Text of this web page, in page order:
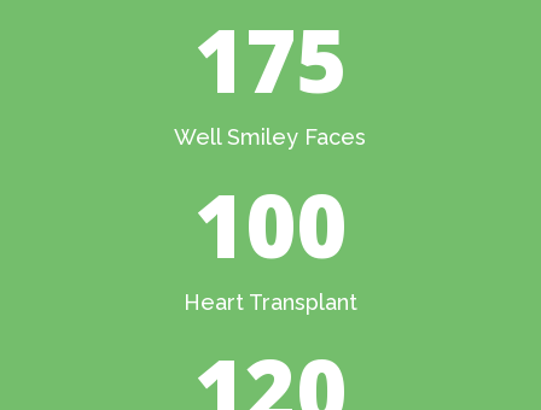
175
Well Smiley Faces
100
Heart Transplant